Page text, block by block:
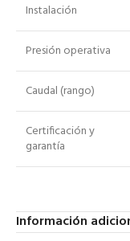
Instalación
Presión operativa
Caudal (rango)
Certificación y
garantía
Información